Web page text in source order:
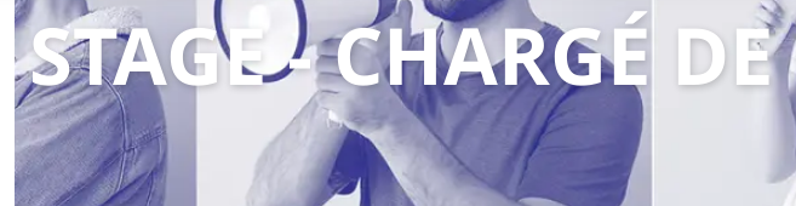
STAGE - CHARGÉ